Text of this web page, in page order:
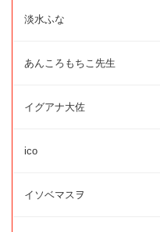
淡水ふな
あんころもちこ先生
イグアナ大佐
ico
イソベマスヲ